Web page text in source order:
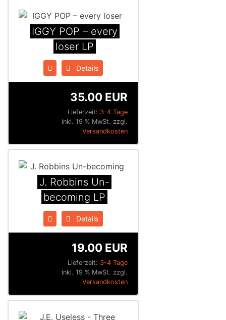
IGGY POP – every
loser LP
Details
Lieferzeit: 3-4 Tage
35.00 EUR
inkl. 19 % MwSt. zzgl.
Versandkosten
J. Robbins Un-
becoming LP
Details
Lieferzeit: 3-4 Tage
19.00 EUR
inkl. 19 % MwSt. zzgl.
Versandkosten